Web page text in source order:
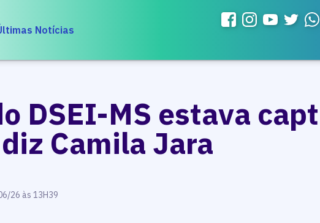
Notícias
DSEI-MS estava
Camila Jara
26 às 13H39